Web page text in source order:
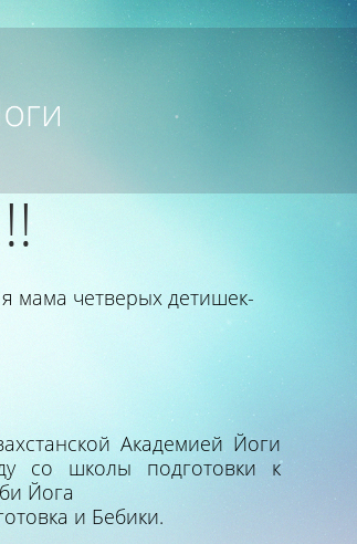
я мама четверых детишек-
Академией Йоги
со школы подготовки к
Йога
и Бебики.